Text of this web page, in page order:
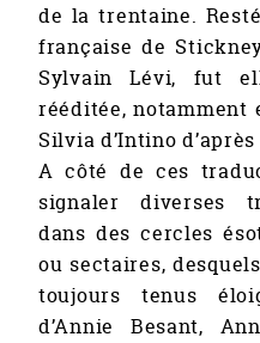
de la trentaine.
française de
Sylvain Lévi, fut
rééditée, notamment
Silvia d’Intino
A côté de ces
signaler diverses
dans des cercles
ou sectaires,
toujours tenus
d’Annie Besant,